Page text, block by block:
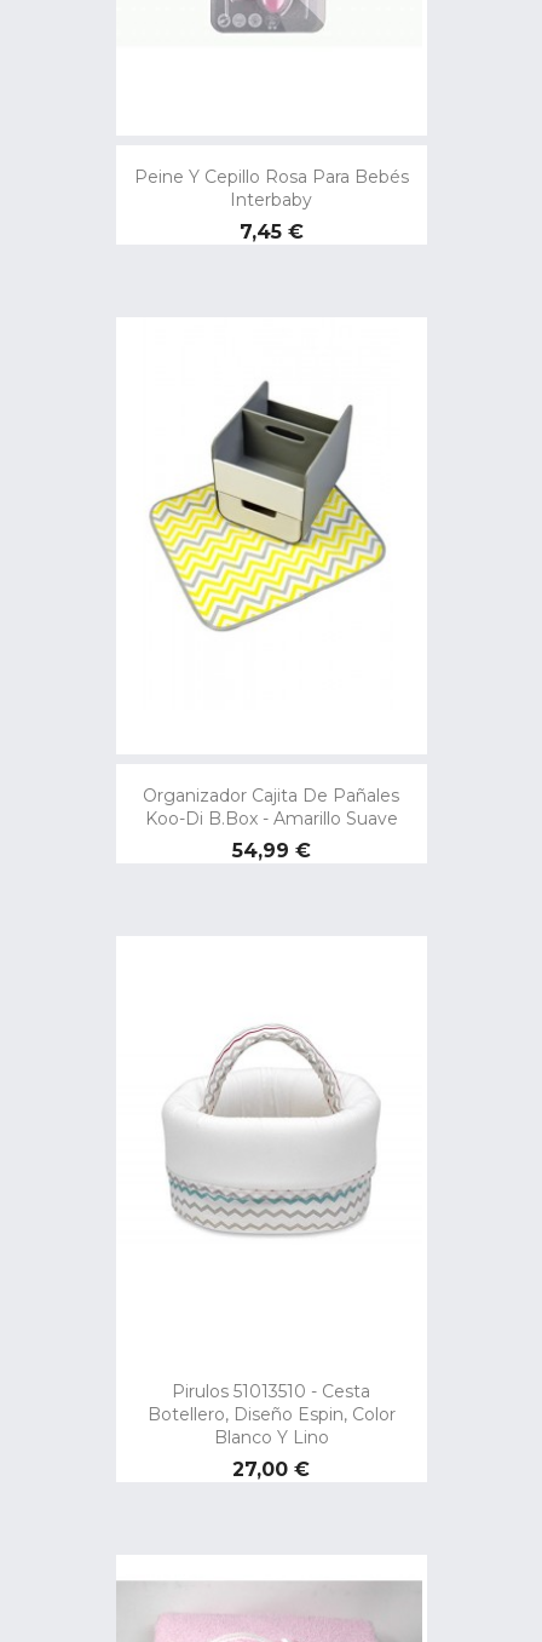
Peine Y Cepillo Rosa Para Bebés
Interbaby
Precio
7,45 €
Organizador Cajita De Pañales
Koo-Di B.box - Amarillo Suave
Precio
54,99 €
Pirulos 51013510 - Cesta
Botellero, Diseño Espin, Color
Blanco Y Lino
Precio
27,00 €